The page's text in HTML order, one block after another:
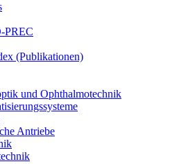
PREC
(Publikationen)
und Ophthalmotechnik
Antriebe